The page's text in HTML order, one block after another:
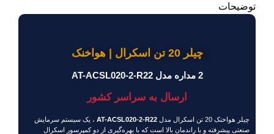
توضیحات
چیلر 20 تن اسکرال | هواخنک
2 مداره مدل AT-ACSL020-2-R22
ارسال به سراسر کشور
چیلر هواخنک 20 تن اسکرال مدل AT-ACSL020-2-R22 ، یک سیستم سرمایش
صنعتی پیشرفته و با راندمان بالا است که با بهره‌گیری از دو کمپرسور اسکرال